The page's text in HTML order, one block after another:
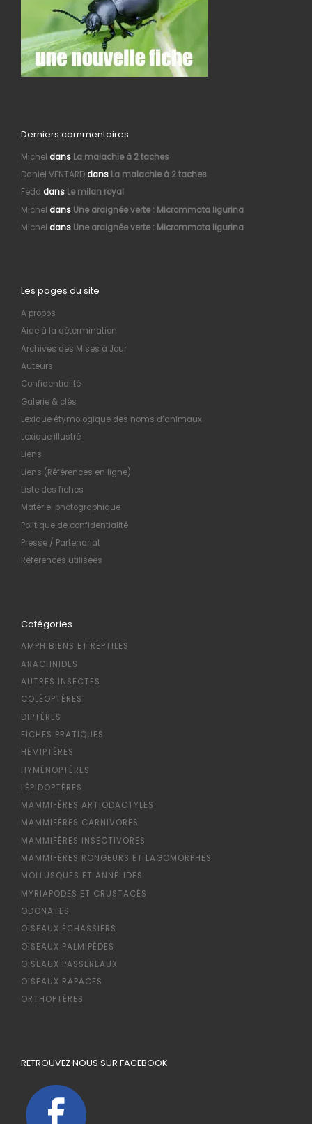
Derniers commentaires
Michel dans La malachie à 2 taches
Daniel VENTARDdans La malachie à 2 taches
Fedd dans Le milan royal
Michel dans Une araignée verte : Micrommata ligurina
Michel dans Une araignée verte : Micrommata ligurina
Les pages du site
A propos
Aide à la détermination
Archives des Mises à Jour
Auteurs
Confidentialité
Galerie & clés
Lexique étymologique des noms d’animaux
Lexique illustré
Liens
Liens (Références en ligne)
Liste des fiches
Matériel photographique
Politique de confidentialité
Presse / Partenariat
Références utilisées
Catégories
AMPHIBIENS ET REPTILES
ARACHNIDES
AUTRES INSECTES
COLÉOPTÈRES
DIPTÈRES
FICHES PRATIQUES
HÉMIPTÈRES
HYMÉNOPTÈRES
LÉPIDOPTÈRES
MAMMIFÈRES ARTIODACTYLES
MAMMIFÈRES CARNIVORES
MAMMIFÈRES INSECTIVORES
MAMMIFÈRES RONGEURS ET LAGOMORPHES
MOLLUSQUES ET ANNÉLIDES
MYRIAPODES ET CRUSTACÉS
ODONATES
OISEAUX ÉCHASSIERS
OISEAUX PALMIPÈDES
OISEAUX PASSEREAUX
OISEAUX RAPACES
ORTHOPTÈRES
RETROUVEZ NOUS SUR FACEBOOK